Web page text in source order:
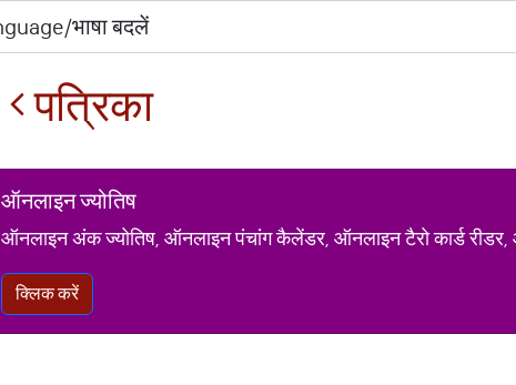
पत्रिका
ऑनलाइन ज्योतिष
ऑनलाइन अंक ज्योतिष, ऑनलाइन पंचांग कैलेंडर, ऑनलाइन टैरो कार्ड
क्लिक करें